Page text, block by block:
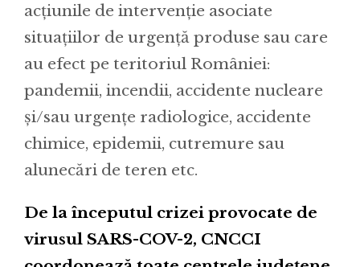
acțiunile de intervenție asociate
situațiilor de urgență produse sau care
au efect pe teritoriul României:
pandemii, incendii, accidente nucleare
și/sau urgențe radiologice, accidente
chimice, epidemii, cutremure sau
alunecări de teren etc.
De la începutul crizei provocate de
virusul SARS-COV-2, CNCCI